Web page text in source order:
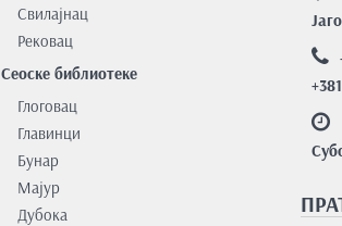
Свилајнац
Рековац
Сеоске библиотеке
Глоговац
Главинци
Бунар
Мајур
Дубока